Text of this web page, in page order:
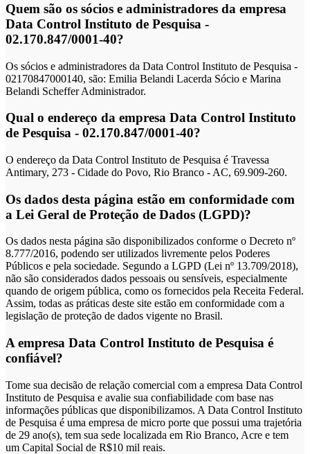
Quem são os sócios e administradores da empresa
Data Control Instituto de Pesquisa -
02.170.847/0001-40?
Os sócios e administradores da Data Control Instituto de Pesquisa -
02170847000140, são: Emilia Belandi Lacerda Sócio e Marina
Belandi Scheffer Administrador.
Qual o endereço da empresa Data Control Instituto
de Pesquisa - 02.170.847/0001-40?
O endereço da Data Control Instituto de Pesquisa é Travessa
Antimary, 273 - Cidade do Povo, Rio Branco - AC, 69.909-260.
Os dados desta página estão em conformidade com
a Lei Geral de Proteção de Dados (LGPD)?
Os dados nesta página são disponibilizados conforme o Decreto nº
8.777/2016, podendo ser utilizados livremente pelos Poderes
Públicos e pela sociedade. Segundo a LGPD (Lei nº 13.709/2018),
não são considerados dados pessoais ou sensíveis, especialmente
quando de origem pública, como os fornecidos pela Receita Federal.
Assim, todas as práticas deste site estão em conformidade com a
legislação de proteção de dados vigente no Brasil.
A empresa Data Control Instituto de Pesquisa é
confiável?
Tome sua decisão de relação comercial com a empresa Data Control
Instituto de Pesquisa e avalie sua confiabilidade com base nas
informações públicas que disponibilizamos. A Data Control Instituto
de Pesquisa é uma empresa de micro porte que possui uma trajetória
de 29 ano(s), tem sua sede localizada em Rio Branco, Acre e tem
um Capital Social de R$10 mil reais.